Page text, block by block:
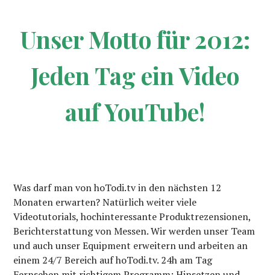
Unser Motto für 2012:
Jeden Tag ein Video
auf YouTube!
Was darf man von hoTodi.tv in den nächsten 12
Monaten erwarten? Natürlich weiter viele
Videotutorials, hochinteressante Produktrezensionen,
Berichterstattung von Messen. Wir werden unser Team
und auch unser Equipment erweitern und arbeiten an
einem 24/7 Bereich auf hoTodi.tv. 24h am Tag